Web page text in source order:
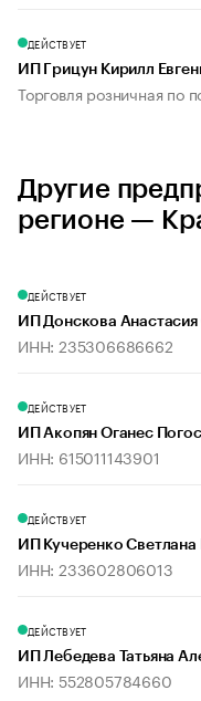
ДЕЙСТВУЕТ
ИП Грицун Кирилл
Торговля розничная по
Другие
регионе —
ДЕЙСТВУЕТ
ИП Донскова Анастасия
ИНН: 235306686662
ДЕЙСТВУЕТ
ИП Акопян Оганес
ИНН: 615011143901
ДЕЙСТВУЕТ
ИП Кучеренко
ИНН: 233602806013
ДЕЙСТВУЕТ
ИП Лебедева Татьяна
ИНН: 552805784660